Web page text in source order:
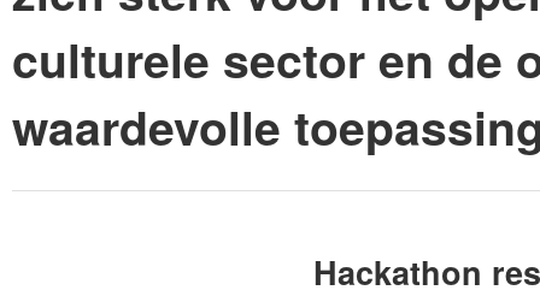
culturele sector en de
waardevolle
Hackathon